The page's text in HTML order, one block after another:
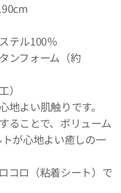
テル100％
ンフォーム（約
）
よい肌触りです。
ることで、ボリューム
が心地よい癒しの一
コロ（粘着シート）で